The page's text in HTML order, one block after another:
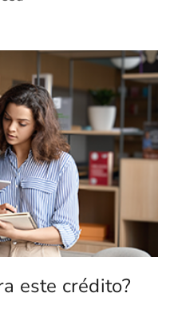
este crédito?